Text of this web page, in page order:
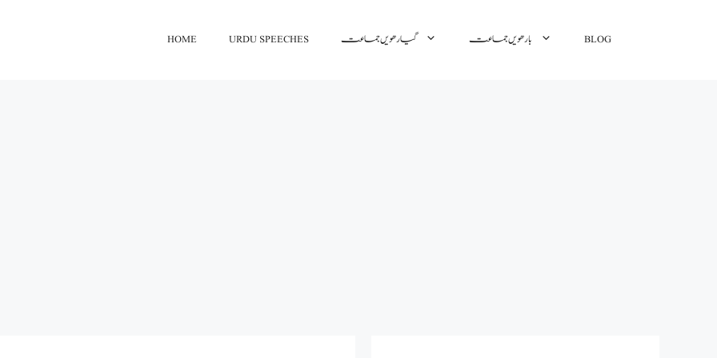
HOME URDU SPEECHES گیارھویں جماعت بارھویں جماعت BLOG